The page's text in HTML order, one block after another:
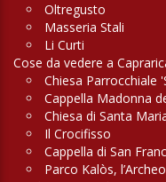
Oltregusto
Masseria Stali
Li Curti
Cose da vedere a
Chiesa Parrocchiale
Cappella Madonna
Chiesa di Santa
Il Crocifisso
Cappella di San
Parco Kalòs,